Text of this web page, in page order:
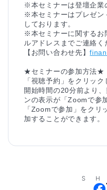
※本セミナーは登壇企業
※本セミナーはプレゼン
しております。
※本セミナーに関するお
ルアドレスまでご連絡く
【お問い合わせ先】
★セミナーの参加方法★
「視聴予約」をクリッ
開始時間の20分前より
ンの表示が「Zoomで参
「Zoomで参加」をクリ
加することができます。